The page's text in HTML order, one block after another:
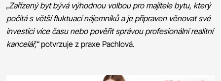
„Zařízený byt bývá výhodnou volbou pro majitele bytu, který
počítá s větší fluktuací nájemníků a je připraven věnovat své
investici více času nebo pověřit správou profesionální realitní
kancelář,“potvrzuje z praxe Pachlová.